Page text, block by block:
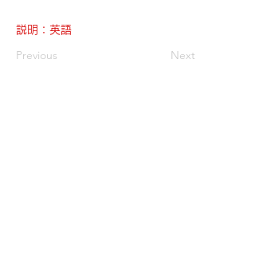
説明：英語
Previous Next